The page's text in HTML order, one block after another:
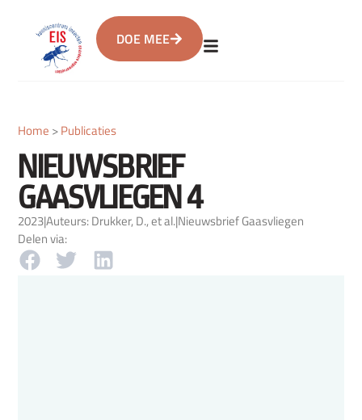
DOE MEE
Home >Publicaties
NIEUWSBRIEF
GAASVLIEGEN 4
2023|Auteurs: Drukker, D., et al.|Nieuwsbrief Gaasvliegen
Delen via: